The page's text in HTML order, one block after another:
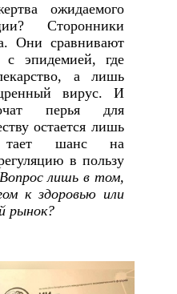
ожидаемого
Сторонники
Они сравнивают
эпидемией, где
а лишь
вирус. И
перья для
остается лишь
тает шанс на
в пользу
Вопрос лишь в том,
к здоровью или
рынок?